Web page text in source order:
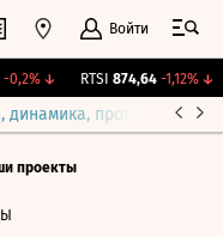
Войти
-0,2%↓ RTSI 874,64 -1,12%↓
прогнозы
проекты